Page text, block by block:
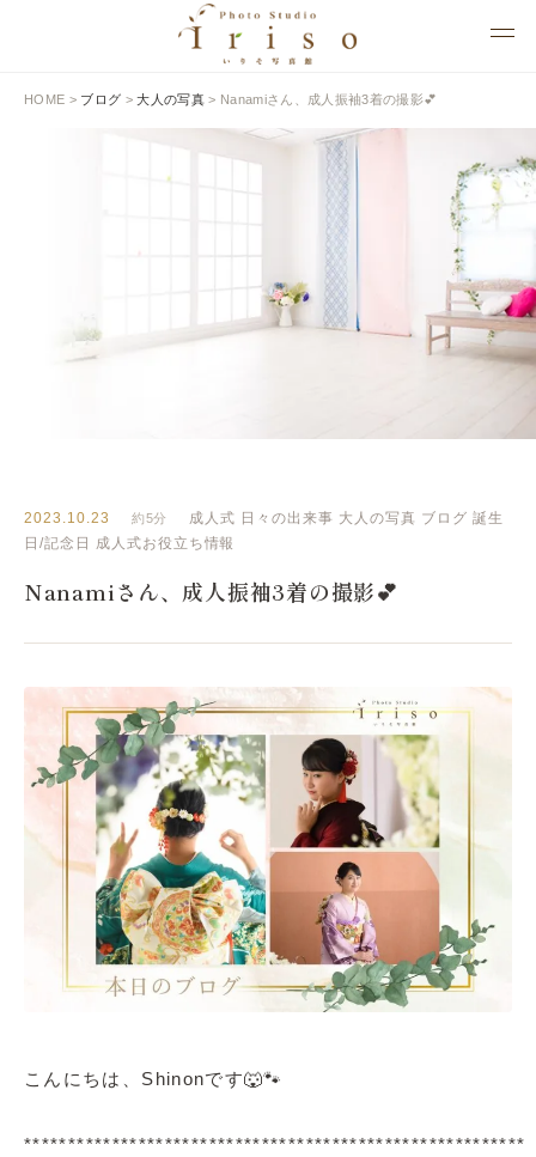
HOME > ブログ >大人の写真> Nanamiさん、成人振袖3着の撮影💕
いりそ写真館ブログ
2023.10.23 約5分 成人式 日々の出来事 大人の写真 ブログ 誕生
日/記念日
成人式お役立ち情報
Nanamiさん、成人振袖3着の撮影💕
こんにちは、Shinonです🐺🐾
*********************************************************